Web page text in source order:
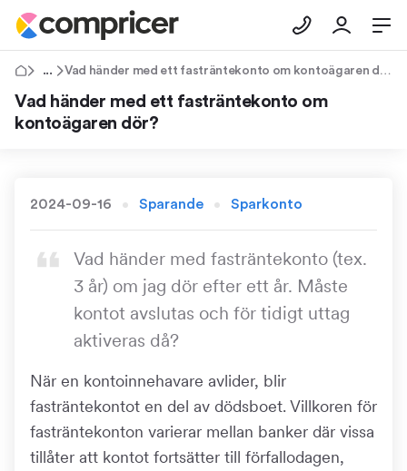
Tips & Råd Vad händer med ett fasträntekonto om kontoägaren dör?
Vad händer med ett fasträntekonto om
kontoägaren dör?
2024-09-16 Sparande Sparkonto
Vad händer med fasträntekonto (tex.
3 år) om jag dör efter ett år. Måste
kontot avslutas och för tidigt uttag
aktiveras då?
När en kontoinnehavare avlider, blir
fasträntekontot en del av dödsboet. Villkoren för
fasträntekonton varierar mellan banker där vissa
tillåter att kontot fortsätter till förfallodagen,